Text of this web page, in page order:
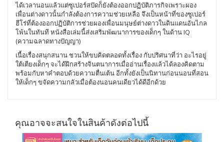
ได้เวลานอนแล้วแต่ซูเปอร์สปัดก็ยังต้องออกปฏิบัติภารกิจเพราะผอง
เพื่อนต่างดาวนั้นกำลังต้องการความช่วยเหลือ จึงเป็นหน้าที่ของซูเปอร์
ฮีโร่ที่ต้องออกปฏิบัติการช่วยผองเพื่อนมนุษย์ต่างดาวในดินแดนอันไกล
โพ้นในทันที หนังสือเล่มนี้ส่งเสริมพัฒนาการของเด็กๆ ในด้าน IQ
(ความฉลาดทางปัญญา)
เนื้อเรื่องสนุกสนาน ชวนให้ขบคิดตลอดทั้งเรื่อง กับปริศนาที่ว่า อะไรอยู่
ใต้เตียงเด็กๆ จะได้ฝึกสร้างจินตนาการเมื่ออ่านเรื่องแล้วได้ลองคิดตาม
พร้อมกับหาคำตอบด้วยความตื่นเต้น อีกทั้งยังเป็นนิทานก่อนนอนที่สอน
ให้เด็กๆ ขจัดความกลัวเมื่อต้องนอนคนเดียวได้ดีอีกด้วย
คุณอาจจะสนใจในสินค้าดังต่อไปนี้